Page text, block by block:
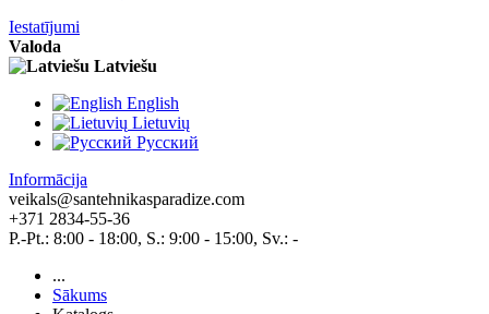
Iestatījumi
Valoda
Latviešu
English
Lietuvių
Pусский
Informācija
veikals@santehnikasparadize.com
+371 2834-55-36
P.-Pt.: 8:00 - 18:00, S.: 9:00 - 15:00, Sv.: -
...
Sākums